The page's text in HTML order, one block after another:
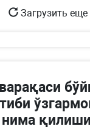
Загрузить еще
нима